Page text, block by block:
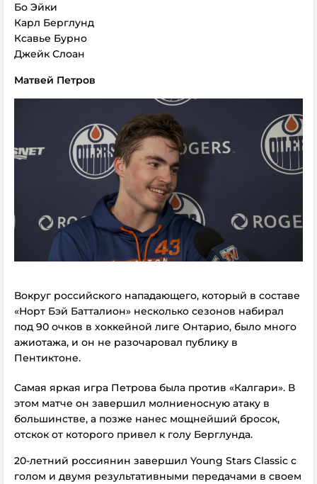
Бо Эйки
Карл Берглунд
Ксавье Бурно
Джейк Слоан
Матвей Петров
Вокруг российского нападающего, который в составе
«Норт Бэй Батталион» несколько сезонов набирал
под 90 очков в хоккейной лиге Онтарио, было много
ажиотажа, и он не разочаровал публику в
Пентиктоне.
Самая яркая игра Петрова была против «Калгари». В
этом матче он завершил молниеносную атаку в
большинстве, а позже нанес мощнейший бросок,
отскок от которого привел к голу Берглунда.
20-летний россиянин завершил Young Stars Classic с
голом и двумя результативными передачами в своем